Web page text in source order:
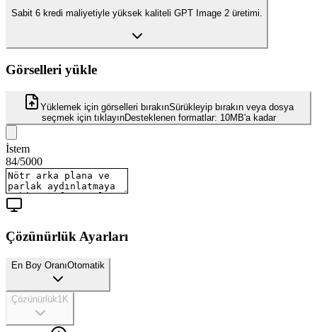
Sabit 6 kredi maliyetiyle yüksek kaliteli GPT Image 2 üretimi.
Görselleri yükle
Yüklemek için görselleri bırakınSürükleyip bırakın veya dosya
seçmek için tıklayınDesteklenen formatlar: 10MB'a kadar
İstem
84/5000
Çözünürlük Ayarları
En Boy OranıOtomatik
Çözünürlük1K